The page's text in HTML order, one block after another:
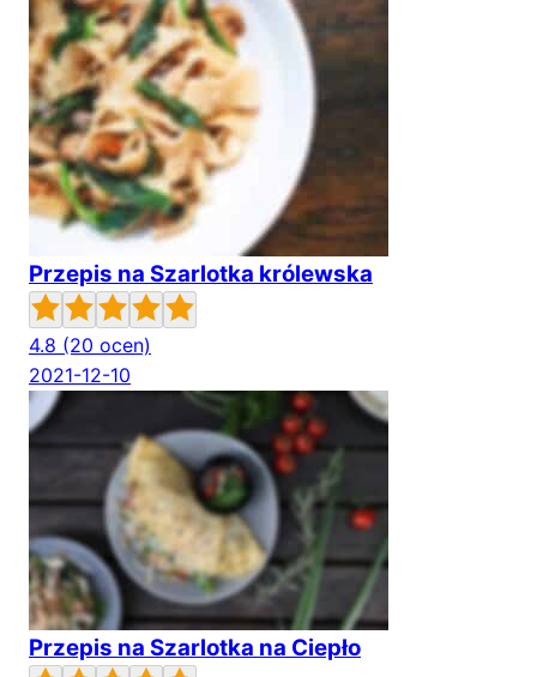
Przepis na Szarlotka królewska
4.8 (20 ocen)
2021-12-10
Przepis na Szarlotka na Ciepło